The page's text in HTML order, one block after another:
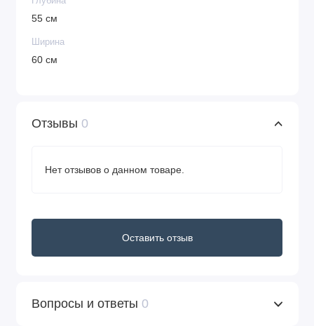
55 см
Ширина
60 см
Отзывы 0
Нет отзывов о данном товаре.
Оставить отзыв
Вопросы и ответы 0